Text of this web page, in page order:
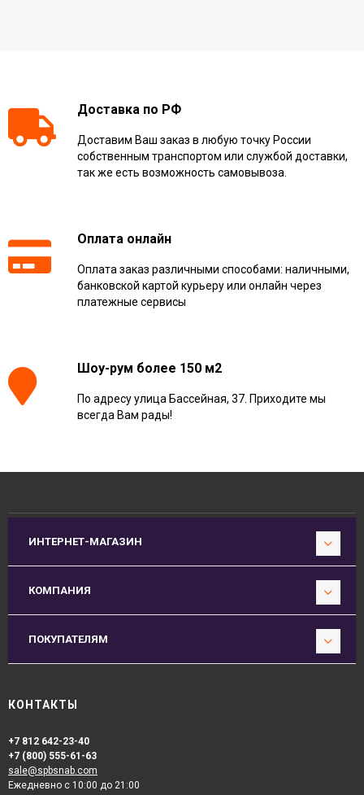
Доставка по РФ
Доставим Ваш заказ в любую точку России
собственным транспортом или службой доставки,
так же есть возможность самовывоза.
Оплата онлайн
Оплата заказ различными способами: наличными,
банковской картой курьеру или онлайн через
платежные сервисы
Шоу-рум более 150 м2
По адресу улица Бассейная, 37. Приходите мы
всегда Вам рады!
ИНТЕРНЕТ-МАГАЗИН
КОМПАНИЯ
ПОКУПАТЕЛЯМ
КОНТАКТЫ
+7 812 642-23-40
+7 (800) 555-61-63
sale@spbsnab.com
Ежедневно с 10:00 до 21:00